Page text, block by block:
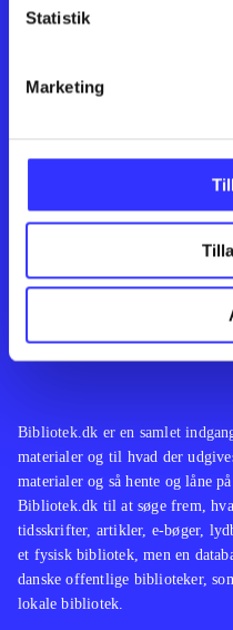
Statistik
Marketing
Bibliotek.dk er en samlet
materialer og til hvad der
materialer og så hente og låne
Bibliotek.dk til at søge frem,
tidsskrifter, artikler, e-bøger,
et fysisk bibliotek, men en
danske offentlige biblioteker,
lokale bibliotek.
Kontakt os
English